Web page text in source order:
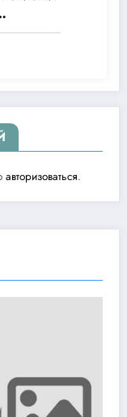
авторизоваться.